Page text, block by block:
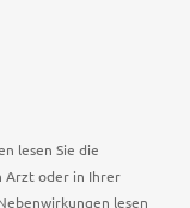
lesen Sie die
Arzt oder in Ihrer
lesen